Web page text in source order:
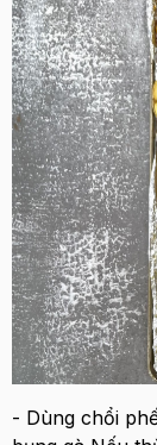
- Dùng chổi